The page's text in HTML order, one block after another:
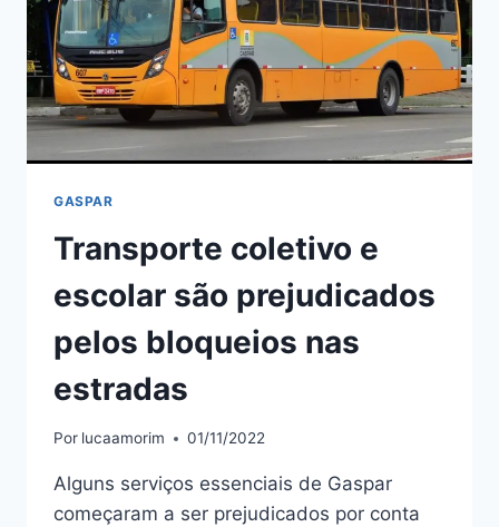
GASPAR
Transporte coletivo e
escolar são prejudicados
pelos bloqueios nas
estradas
Por lucaamorim 01/11/2022
Alguns serviços essenciais de Gaspar
começaram a ser prejudicados por conta